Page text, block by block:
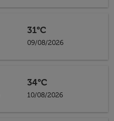
31°C
09/08/2026
34°C
10/08/2026